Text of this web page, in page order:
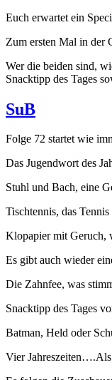
Euch erwartet ein
Zum ersten Mal in der
Wer die beiden sind,
Snacktipp des Tages
SuB
Folge 72 startet wie
Das Jugendwort des
Stuhl und Bach, eine
Tischtennis, das
Klopapier mit Geruch,
Es gibt auch wieder
Die Zahnfee, was
Snacktipp des Tages
Batman, Held oder
Vier